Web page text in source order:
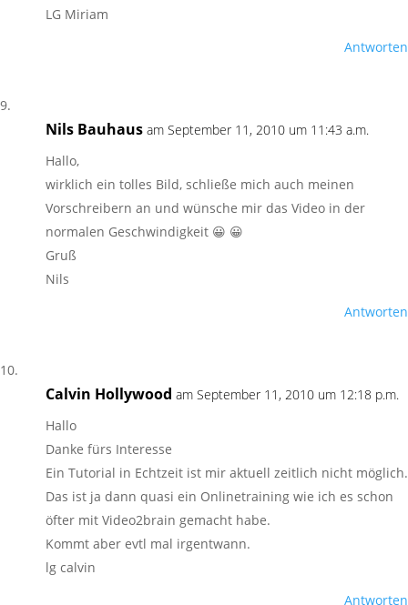
LG Miriam
Antworten
Nils Bauhaus am September 11, 2010 um 11:43 a.m.
Hallo,
wirklich ein tolles Bild, schließe mich auch meinen
Vorschreibern an und wünsche mir das Video in der
normalen Geschwindigkeit 😀 😀
Gruß
Nils
Antworten
Calvin Hollywood am September 11, 2010 um 12:18 p.m.
Hallo
Danke fürs Interesse
Ein Tutorial in Echtzeit ist mir aktuell zeitlich nicht möglich.
Das ist ja dann quasi ein Onlinetraining wie ich es schon
öfter mit Video2brain gemacht habe.
Kommt aber evtl mal irgentwann.
lg calvin
Antworten